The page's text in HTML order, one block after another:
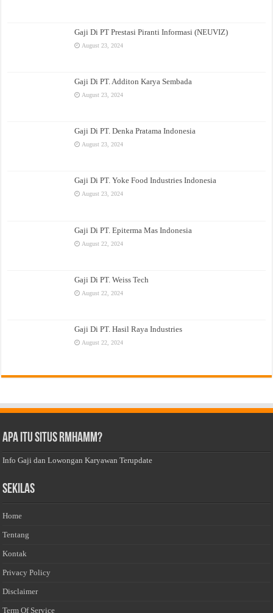
Gaji Di PT Prestasi Piranti Informasi (NEUVIZ)
August 23, 2024
Gaji Di PT. Additon Karya Sembada
August 23, 2024
Gaji Di PT. Denka Pratama Indonesia
August 23, 2024
Gaji Di PT. Yoke Food Industries Indonesia
August 23, 2024
Gaji Di PT. Epiterma Mas Indonesia
August 22, 2024
Gaji Di PT. Weiss Tech
August 22, 2024
Gaji Di PT. Hasil Raya Industries
August 22, 2024
Apa Itu Situs Rmhamm?
Info Gaji dan Lowongan Karyawan Terupdate
Sekilas
Home
Tentang
Kontak
Privacy Policy
Disclaimer
Term Of Service